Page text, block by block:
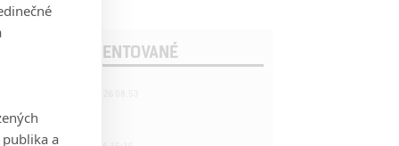
KOMENTOVANÉ
彈專家
a